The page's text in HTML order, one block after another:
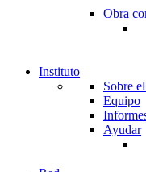
Obra
Instituto
Sobre
Equipo
Ayudar